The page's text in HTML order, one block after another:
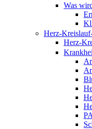
Was
Herz-
Herz-